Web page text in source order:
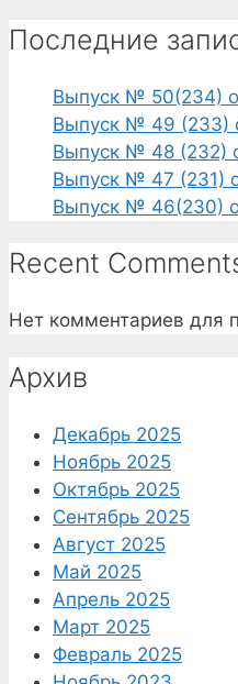
Последние
Выпуск № 50(234)
Выпуск № 49 (233)
Выпуск № 48 (232)
Выпуск № 47 (231)
Выпуск № 46(230)
Recent
Нет комментариев для
Архив
Декабрь 2025
Ноябрь 2025
Октябрь 2025
Сентябрь 2025
Август 2025
Май 2025
Апрель 2025
Март 2025
Февраль 2025